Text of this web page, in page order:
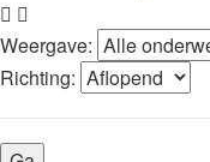
Weergave:
Richting: